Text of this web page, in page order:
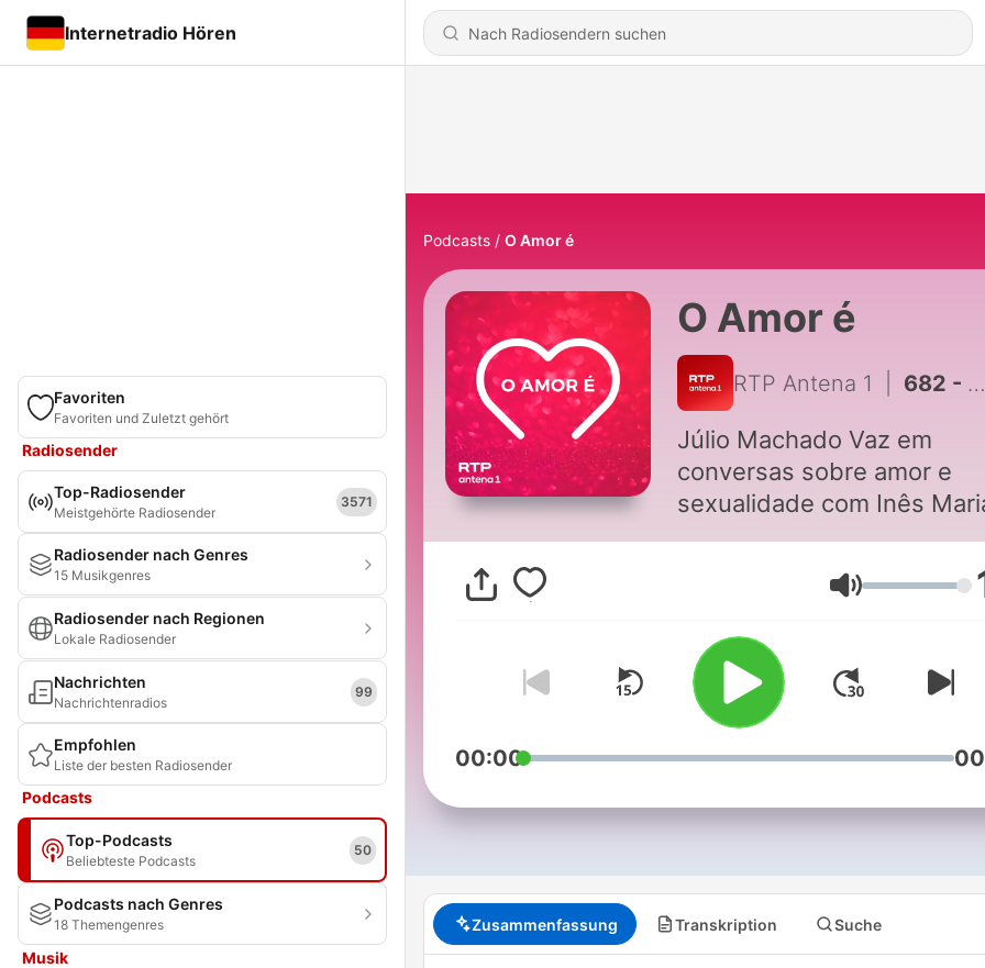
Internetradio Hören
Favoriten
Favoriten und Zuletzt gehört
Radiosender
Top-Radiosender
Meistgehörte Radiosender
3571
Radiosender nach Genres
15 Musikgenres
Radiosender nach Regionen
Lokale Radiosender
Nachrichten
Nachrichtenradios
99
Empfohlen
Liste der besten Radiosender
Podcasts
Top-Podcasts
Beliebteste Podcasts
50
Podcasts nach Genres
18 Themengenres
Musik
Podcasts O Amor é
O Amor é
RTP Antena 1 682 - Na viagem com Luís Represas
Júlio Machado Vaz em
conversas sobre amor e
sexualidade com Inês
Meneses.
Lautstärke
00:00
Zusammenfassung Transkription Suche